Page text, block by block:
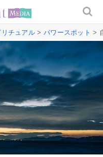
リチュアル > パワースポット >